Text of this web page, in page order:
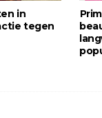
in
tegen